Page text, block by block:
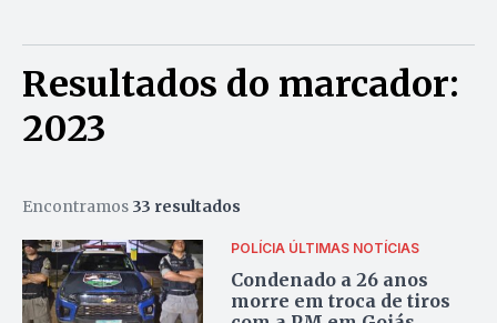
Resultados do marcador:
2023
Encontramos 33 resultados
POLÍCIA ÚLTIMAS NOTÍCIAS
Condenado a 26 anos
morre em troca de tiros